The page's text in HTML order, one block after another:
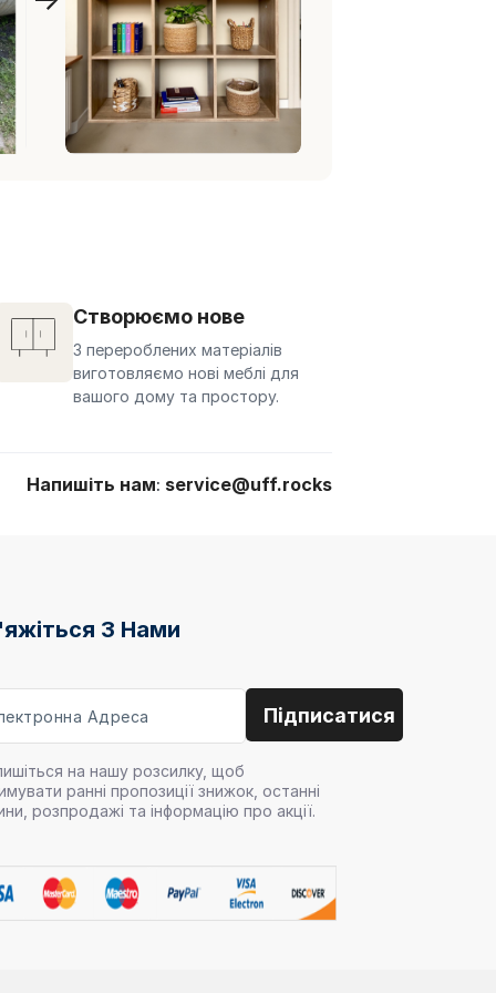
Створюємо нове
З перероблених матеріалів
виготовляємо нові меблі для
вашого дому та простору.
Напишіть нам: service@uff.rocks
З Нами
на нашу розсилку, щоб
ранні пропозиції знижок, останні
розпродажі та інформацію про акції.